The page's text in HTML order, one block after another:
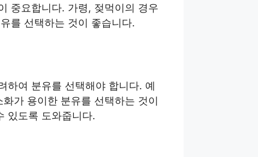
중요합니다. 가령, 젖먹이의 경우
를 선택하는 것이 좋습니다.
하여 분유를 선택해야 합니다. 예
가 용이한 분유를 선택하는 것이
있도록 도와줍니다.